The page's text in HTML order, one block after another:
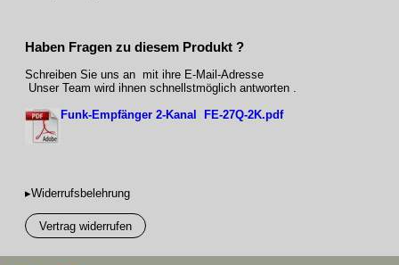
Haben Fragen zu diesem Produkt ?
Schreiben Sie uns an mit ihre E-Mail-Adresse
Unser Team wird ihnen schnellstmöglich antworten .
Funk-Empfänger 2-Kanal FE-27Q-2K.pdf
▸Widerrufsbelehrung
Vertrag widerrufen